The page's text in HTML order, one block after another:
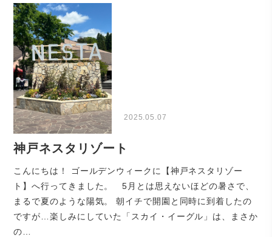
2025.05.07
神戸ネスタリゾート
こんにちは！ ゴールデンウィークに【神戸ネスタリゾー
ト】へ行ってきました。 5月とは思えないほどの暑さで、
まるで夏のような陽気。 朝イチで開園と同時に到着したの
ですが…楽しみにしていた「スカイ・イーグル」は、まさか
の…